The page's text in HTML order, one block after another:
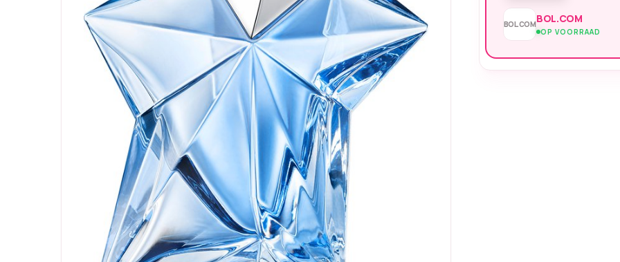
BOL.COMBOL.COM
OP VOORRAAD